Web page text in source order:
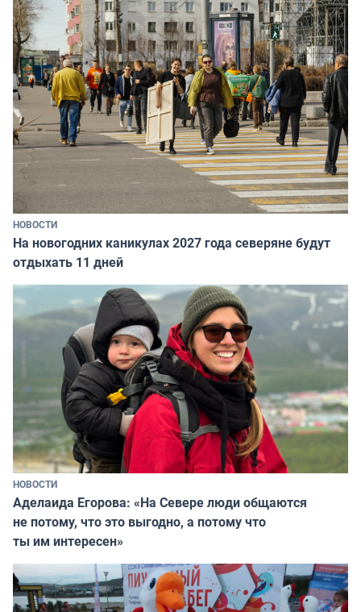
НОВОСТИ
На новогодних каникулах 2027 года северяне будут
отдыхать 11 дней
НОВОСТИ
Аделаида Егорова: «На Севере люди общаются
не потому, что это выгодно, а потому что
ты им интересен»